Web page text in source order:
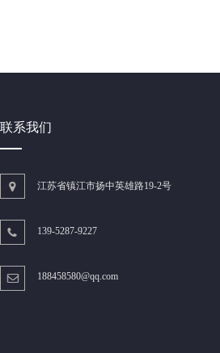
联系我们
江苏省镇江市扬中英雄路19-2号
139-5287-9227
188458580@qq.com